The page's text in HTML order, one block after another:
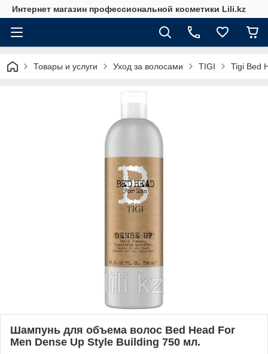
Интернет магазин профессиональной косметики Lili.kz
Товары и услуги Уход за волосами TIGI Tigi Bed
Шампунь для объема волос Bed Head For
Men Dense Up Style Building 750 мл.